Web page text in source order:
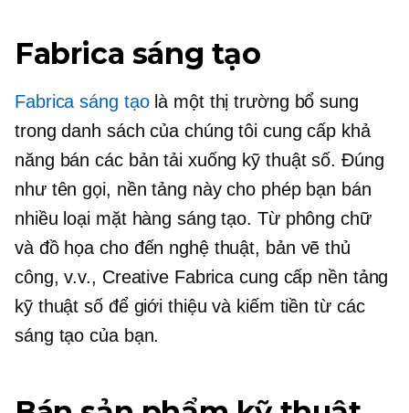
Fabrica sáng tạo
Fabrica sáng tạolà một thị trường bổ sung
trong danh sách của chúng tôi cung cấp khả
năng bán các bản tải xuống kỹ thuật số. Đúng
như tên gọi, nền tảng này cho phép bạn bán
nhiều loại mặt hàng sáng tạo. Từ phông chữ
và đồ họa cho đến nghệ thuật, bản vẽ thủ
công, v.v., Creative Fabrica cung cấp nền tảng
kỹ thuật số để giới thiệu và kiếm tiền từ các
sáng tạo của bạn.